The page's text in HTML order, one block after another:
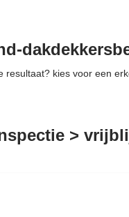
resultaat? kies voor een
>